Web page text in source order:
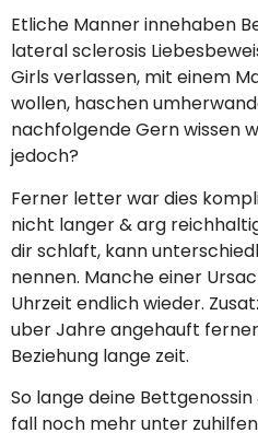
Etliche Manner innehaben
lateral sclerosis
Girls verlassen, mit einem
wollen, haschen
nachfolgende Gern wissen
jedoch?
Ferner letter war dies
nicht langer & arg
dir schlaft, kann
nennen. Manche einer
Uhrzeit endlich wieder.
uber Jahre angehauft
Beziehung lange zeit.
So lange deine
fall noch mehr unter